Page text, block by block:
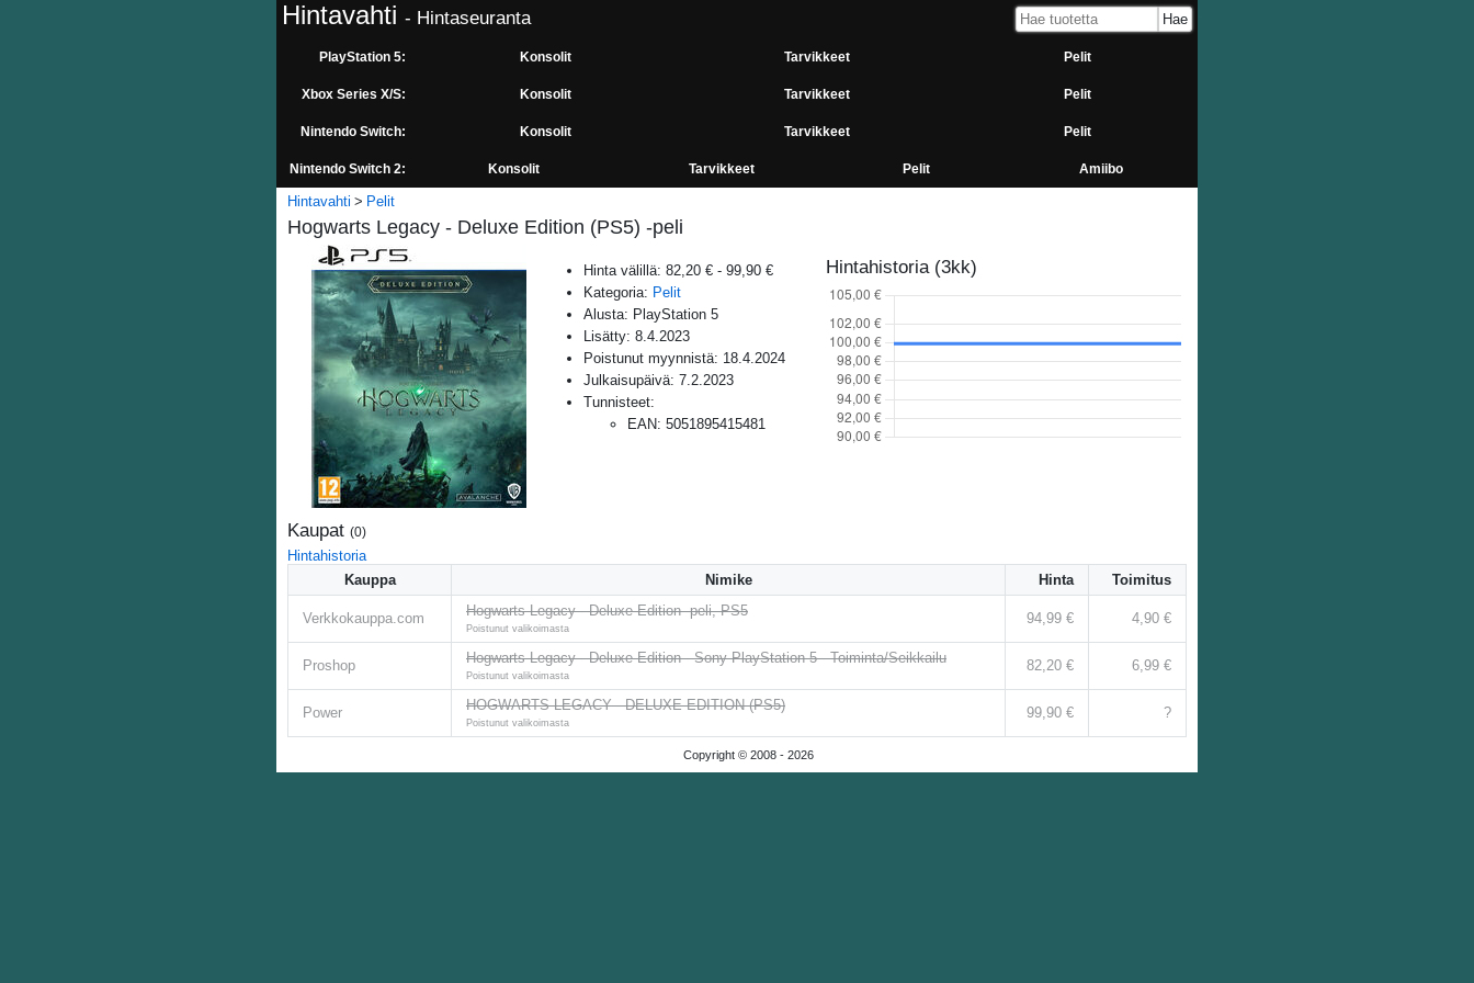
Hintavahti - Hintaseuranta
PlayStation 5: Konsolit Tarvikkeet Pelit
Xbox Series X/S: Konsolit Tarvikkeet Pelit
Nintendo Switch: Konsolit Tarvikkeet Pelit
Nintendo Switch 2: Konsolit Tarvikkeet Pelit Amiibo
Hintavahti Pelit
Hogwarts Legacy - Deluxe Edition (PS5) -peli
Hinta välillä: 82,20 € - 99,90 €
Kategoria: Pelit
Alusta: PlayStation 5
Lisätty: 8.4.2023
Poistunut myynnistä: 18.4.2024
Julkaisupäivä: 7.2.2023
Tunnisteet:
EAN: 5051895415481
Hintahistoria (3kk)
Kaupat (0)
Hintahistoria
Kauppa
Nimike Hinta Toimitus
Verkkokauppa.com Hogwarts Legacy - Deluxe Edition -peli, PS5
Poistunut valikoimasta
94,99 € 4,90 €
Proshop Hogwarts Legacy - Deluxe Edition - Sony PlayStation 5 - Toiminta/Seikkailu
Poistunut valikoimasta
82,20 € 6,99 €
Power HOGWARTS LEGACY - DELUXE EDITION (PS5)
Poistunut valikoimasta
99,90 € ?
Copyright © 2008 - 2026